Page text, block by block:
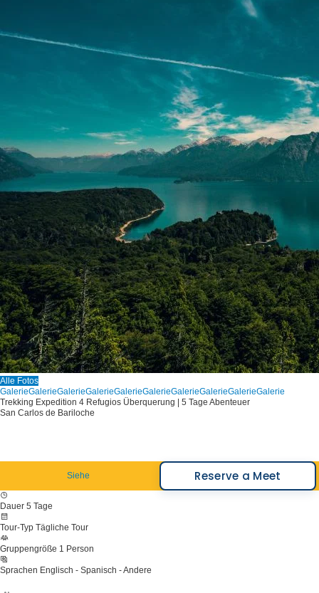
Alle Fotos
GalerieGalerieGalerieGalerieGalerieGalerieGalerieGalerieGalerieGalerie
Trekking Expedition 4 Refugios Überquerung | 5 Tage Abenteuer
San Carlos de Bariloche
Siehe Reserve a Meet
Dauer 5 Tage
Tour-Typ Tägliche Tour
Gruppengröße 1 Person
Sprachen Englisch - Spanisch - Andere